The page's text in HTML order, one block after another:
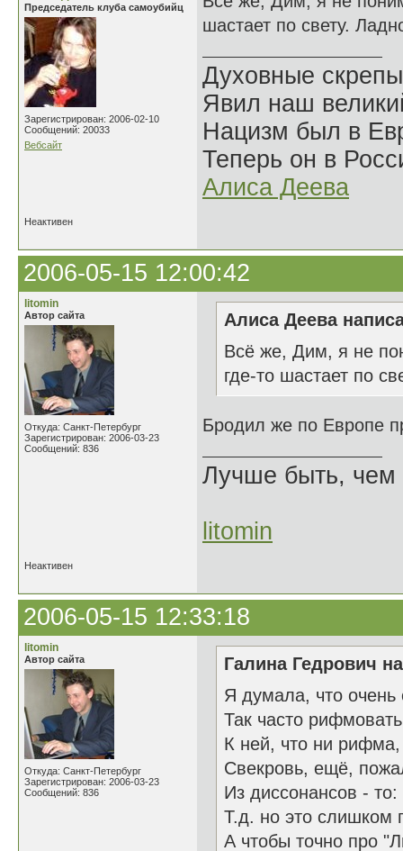
Председатель клуба самоубийц
Зарегистрирован: 2006-02-10
Сообщений: 20033
Вебсайт
шастает по свету.
Духовные
Явил наш
Нацизм был в
Теперь он в
Алиса Деева
Неактивен
2006-05-15 12:00:42
litomin
Автор сайта
Откуда: Санкт-Петербург
Зарегистрирован: 2006-03-23
Сообщений: 836
Алиса Деева
Всё же, Дим, я не
где-то шастает по
Бродил же по Европе
Лучше быть, чем
litomin
Неактивен
2006-05-15 12:33:18
litomin
Автор сайта
Откуда: Санкт-Петербург
Зарегистрирован: 2006-03-23
Сообщений: 836
Галина Гедрович
Я думала, что очень
Так часто
К ней, что ни рифма,
Свекровь, ещё,
Из диссонансов - то:
Т.д. но это слишком
А чтобы точно про